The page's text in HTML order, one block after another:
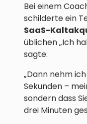
Bei einem
schilderte ein
SaaS-
üblichen „Ich
sagte:
„Dann nehm
Sekunden –
sondern dass
drei Minuten